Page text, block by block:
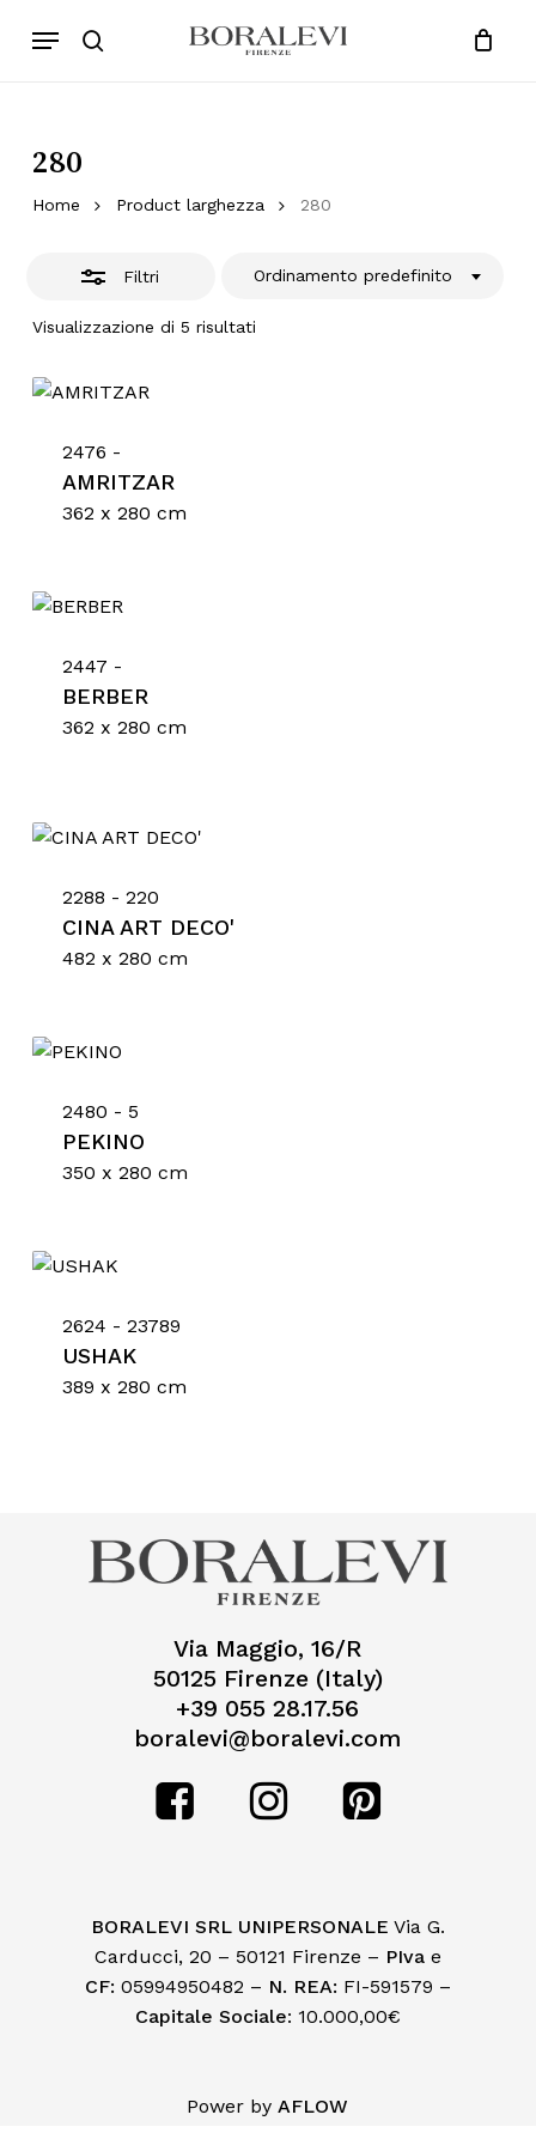
Products
search
Menu
Cart Close
280
Home Product larghezza 280
Filtri
Visualizzazione di 5 risultati
Ordinamento predefinito
Chiudi
2476 -
AMRITZAR
362 x 280 cm
2447 -
BERBER
362 x 280 cm
2288 - 220
CINA ART DECO'
482 x 280 cm
2480 - 5
PEKINO
350 x 280 cm
2624 - 23789
USHAK
389 x 280 cm
Via Maggio, 16/R
50125 Firenze (Italy)
+39 055 28.17.56
boralevi@boralevi.com
BORALEVI SRL UNIPERSONALE Via G.
Carducci, 20 – 50121 Firenze – PIvae
CF: 05994950482 – N. REA: FI-591579 –
Capitale Sociale: 10.000,00€
Power byAFLOW